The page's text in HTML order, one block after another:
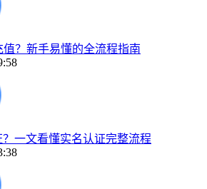
值？新手易懂的全流程指南
一文看懂实名认证完整流程